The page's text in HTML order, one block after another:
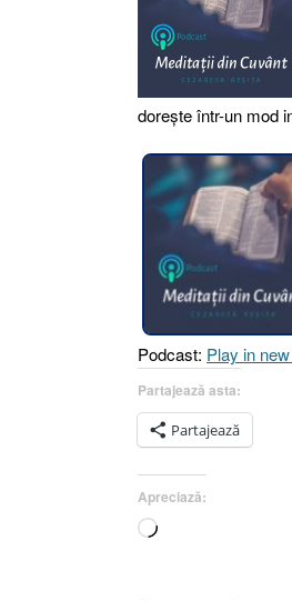
dorește într-un mod
Podcast: Play in
Partajează asta:
Partajează
Apreciază:
Încarc...